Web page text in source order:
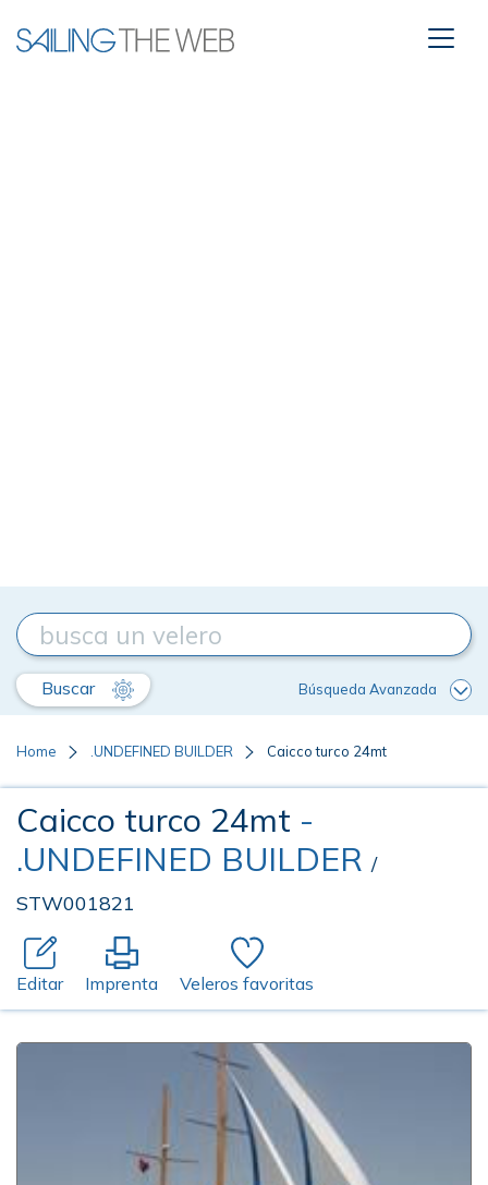
Buscar Búsqueda Avanzada
Home .UNDEFINED BUILDER Caicco turco 24mt
Caicco turco 24mt -
.UNDEFINED BUILDER /
STW001821
Editar Imprenta Veleros favoritas